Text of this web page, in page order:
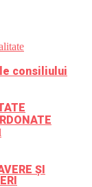
consiliului
ȘI